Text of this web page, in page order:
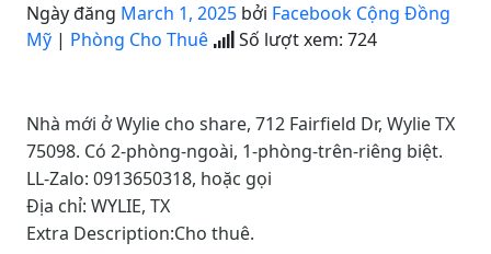
Ngày đăng March 1, 2025 bởi Facebook Cộng Đồng
Mỹ | Phòng Cho Thuê Số lượt xem: 724
Nhà mới ở Wylie cho share, 712 Fairfield Dr, Wylie TX
75098. Có 2-phòng-ngoài, 1-phòng-trên-riêng biệt.
LL-Zalo: 0913650318, hoặc gọi
Địa chỉ: WYLIE, TX
Extra Description:Cho thuê.